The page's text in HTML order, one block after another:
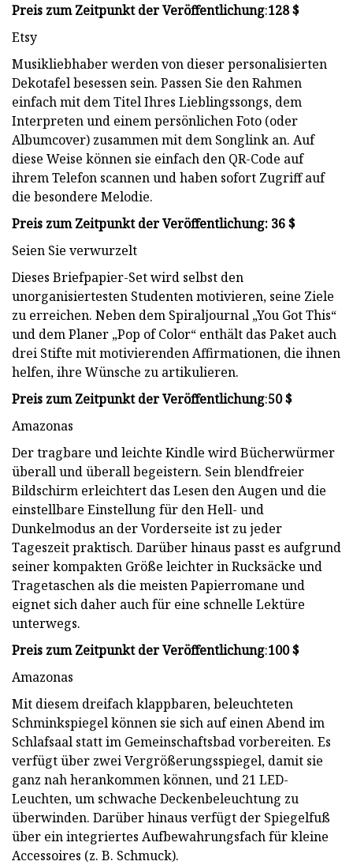
Preis zum Zeitpunkt der Veröffentlichung:128 $
Etsy
Musikliebhaber werden von dieser personalisierten
Dekotafel besessen sein. Passen Sie den Rahmen
einfach mit dem Titel Ihres Lieblingssongs, dem
Interpreten und einem persönlichen Foto (oder
Albumcover) zusammen mit dem Songlink an. Auf
diese Weise können sie einfach den QR-Code auf
ihrem Telefon scannen und haben sofort Zugriff auf
die besondere Melodie.
Preis zum Zeitpunkt der Veröffentlichung: 36 $
Seien Sie verwurzelt
Dieses Briefpapier-Set wird selbst den
unorganisiertesten Studenten motivieren, seine Ziele
zu erreichen. Neben dem Spiraljournal „You Got This“
und dem Planer „Pop of Color“ enthält das Paket auch
drei Stifte mit motivierenden Affirmationen, die ihnen
helfen, ihre Wünsche zu artikulieren.
Preis zum Zeitpunkt der Veröffentlichung:50 $
Amazonas
Der tragbare und leichte Kindle wird Bücherwürmer
überall und überall begeistern. Sein blendfreier
Bildschirm erleichtert das Lesen den Augen und die
einstellbare Einstellung für den Hell- und
Dunkelmodus an der Vorderseite ist zu jeder
Tageszeit praktisch. Darüber hinaus passt es aufgrund
seiner kompakten Größe leichter in Rucksäcke und
Tragetaschen als die meisten Papierromane und
eignet sich daher auch für eine schnelle Lektüre
unterwegs.
Preis zum Zeitpunkt der Veröffentlichung:100 $
Amazonas
Mit diesem dreifach klappbaren, beleuchteten
Schminkspiegel können sie sich auf einen Abend im
Schlafsaal statt im Gemeinschaftsbad vorbereiten. Es
verfügt über zwei Vergrößerungsspiegel, damit sie
ganz nah herankommen können, und 21 LED-
Leuchten, um schwache Deckenbeleuchtung zu
überwinden. Darüber hinaus verfügt der Spiegelfuß
über ein integriertes Aufbewahrungsfach für kleine
Accessoires (z. B. Schmuck).